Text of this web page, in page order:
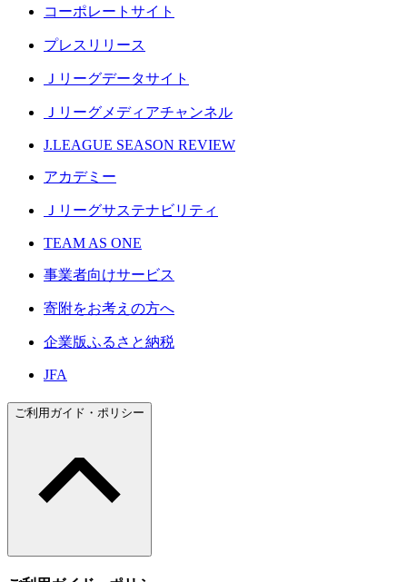
コーポレートサイト
プレスリリース
Ｊリーグデータサイト
Ｊリーグメディアチャンネル
J.LEAGUE SEASON REVIEW
アカデミー
Ｊリーグサステナビリティ
TEAM AS ONE
事業者向けサービス
寄附をお考えの方へ
企業版ふるさと納税
JFA
ご利用ガイド・ポリシー